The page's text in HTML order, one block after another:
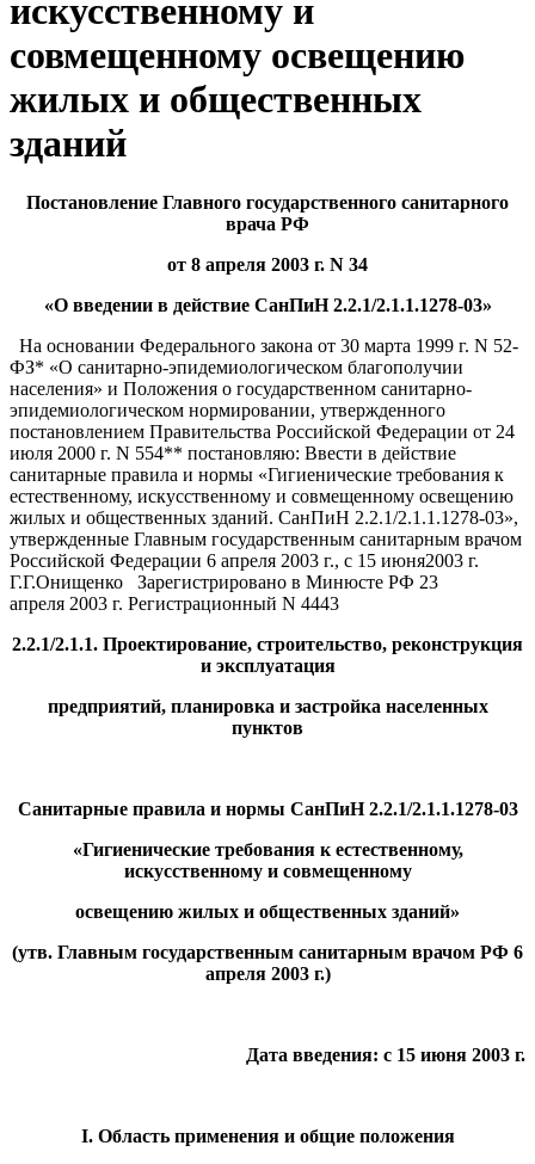
искусственному и
совмещенному освещению
жилых и общественных
зданий
Постановление Главного государственного санитарного
врача РФ
от 8 апреля 2003 г. N 34
«О введении в действие СанПиН 2.2.1/2.1.1.1278-03»
На основании Федерального закона от 30 марта 1999 г. N 52-
ФЗ* «О санитарно-эпидемиологическом благополучии
населения» и Положения о государственном санитарно-
эпидемиологическом нормировании, утвержденного
постановлением Правительства Российской Федерации от 24
июля 2000 г. N 554** постановляю: Ввести в действие
санитарные правила и нормы «Гигиенические требования к
естественному, искусственному и совмещенному освещению
жилых и общественных зданий. СанПиН 2.2.1/2.1.1.1278-03»,
утвержденные Главным государственным санитарным врачом
Российской Федерации 6 апреля 2003 г., с 15 июня2003 г.
Г.Г.Онищенко Зарегистрировано в Минюсте РФ 23
апреля 2003 г. Регистрационный N 4443
2.2.1/2.1.1. Проектирование, строительство, реконструкция
и эксплуатация
предприятий, планировка и застройка населенных
пунктов
Санитарные правила и нормы СанПиН 2.2.1/2.1.1.1278-03
«Гигиенические требования к естественному,
искусственному и совмещенному
освещению жилых и общественных зданий»
(утв. Главным государственным санитарным врачом РФ 6
апреля 2003 г.)
Дата введения: с 15 июня 2003 г.
I. Область применения и общие положения